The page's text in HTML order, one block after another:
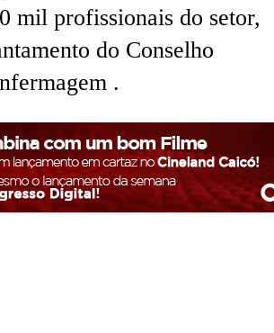
mil profissionais do setor,
do Conselho
.